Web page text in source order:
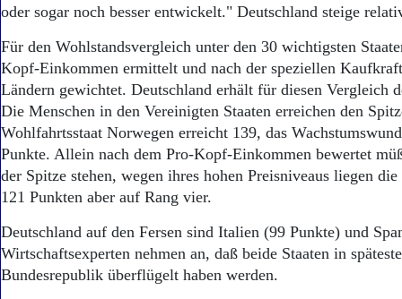
oder sogar noch besser entwickelt." Deutschland steige
Für den Wohlstandsvergleich unter den 30 wichtigsten
Kopf-Einkommen ermittelt und nach der speziellen
Ländern gewichtet. Deutschland erhält für diesen Vergleich
Die Menschen in den Vereinigten Staaten erreichen den
Wohlfahrtsstaat Norwegen erreicht 139, das
Punkte. Allein nach dem Pro-Kopf-Einkommen bewertet
der Spitze stehen, wegen ihres hohen Preisniveaus liegen
121 Punkten aber auf Rang vier.
Deutschland auf den Fersen sind Italien (99 Punkte) und
Wirtschaftsexperten nehmen an, daß beide Staaten in
Bundesrepublik überflügelt haben werden.